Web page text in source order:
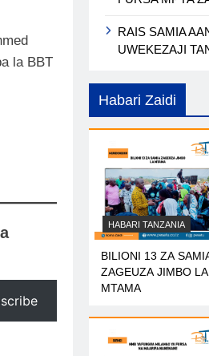
la BBT
RAIS SAMIA
UWEKEZAJI
Habari Zaidi
HABARI TANZANIA
BILIONI 13 ZA
ZAGEUZA JIMBO LA
MTAMA